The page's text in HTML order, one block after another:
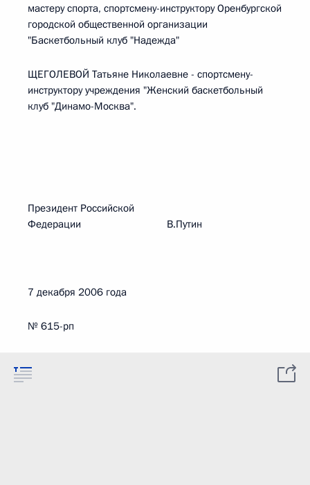
мастеру спорта, спортсмену-инструктору Оренбургской
городской общественной организации
"Баскетбольный клуб "Надежда"
ЩЕГОЛЕВОЙ Татьяне Николаевне - спортсмену-
инструктору учреждения "Женский баскетбольный
клуб "Динамо-Москва".
Президент Российской
Федерации В.Путин
7 декабря 2006 года
№ 615-рп